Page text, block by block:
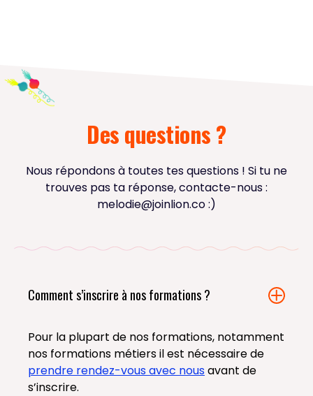
Des questions ?
Nous répondons à toutes tes questions ! Si tu ne
trouves pas ta réponse, contacte-nous :
melodie@joinlion.co:)
Comment s’inscrire à nos formations ?
Pour la plupart de nos formations, notamment
nos formations métiers il est nécessaire de
prendre rendez-vous avec nousavant de
s’inscrire.